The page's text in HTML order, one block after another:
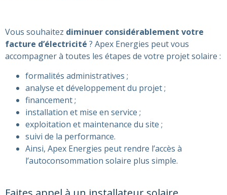
Vous souhaitez diminuer considérablement votre
facture d’électricité ? Apex Energies peut vous
accompagner à toutes les étapes de votre projet solaire :
formalités administratives ;
analyse et développement du projet ;
financement ;
installation et mise en service ;
exploitation et maintenance du site ;
suivi de la performance.
Ainsi, Apex Energies peut rendre l’accès à
l’autoconsommation solaire plus simple.